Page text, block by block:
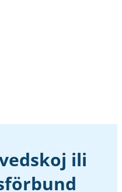
ili